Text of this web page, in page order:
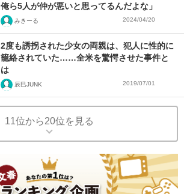
俺ら5人が仲が悪いと思ってるんだよな」
みきーる 2024/04/20
2度も誘拐された少女の両親は、犯人に性的に
籠絡されていた……全米を驚愕させた事件と
は
辰巳JUNK 2019/07/01
11位から20位を見る